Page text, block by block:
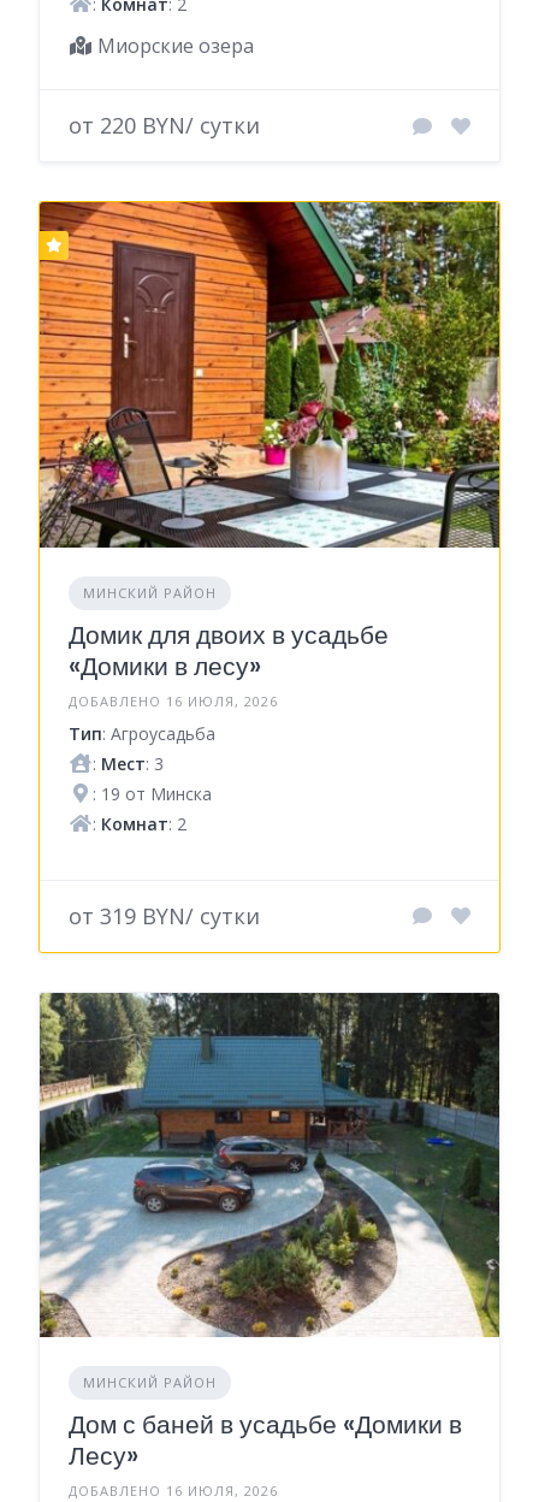
Миорские озера
от 220 BYN/ сутки
МИНСКИЙ РАЙОН
Домик для двоих в усадьбе
«Домики в лесу»
ДОБАВЛЕНО 16 ИЮЛЯ, 2026
Тип: Агроусадьба
: Мест: 3
: 19 от Минска
: Комнат: 2
от 319 BYN/ сутки
МИНСКИЙ РАЙОН
Дом с баней в усадьбе «Домики в
Лесу»
ДОБАВЛЕНО 16 ИЮЛЯ, 2026